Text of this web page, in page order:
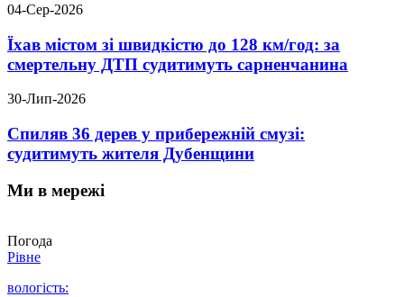
04-Сер-2026
Їхав містом зі швидкістю до 128 км/год: за
смертельну ДТП судитимуть сарненчанина
30-Лип-2026
Спиляв 36 дерев у прибережній смузі:
судитимуть жителя Дубенщини
Ми в мережі
Погода
Рівне
вологість: